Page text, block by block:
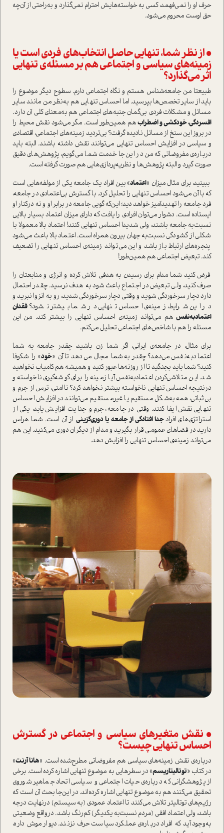
حرف او را نمی‌فهمد، کسی به خوا‌سته‌هایش احترام نمی‌گذارد و به‌راحتی از آن‌چه
حق اوست محروم می‌شود.
• از نظر شما، تنهایی حاصل انتخاب‌های فردی ا‌ست یا
زمینه‌های سیاسی و اجتماعی هم بر مسئله‌ی تنهایی
اثر می‌گذارد؟
طبیعتا من جامعه‌شناس هستم و نگاه اجتماعی دارم. سطوح دیگر موضوع را
باید از سایر تخصص‌ها بپرسید. اما احساس تنهایی هم به‌نظر من مانند سایر
مسائل و مشکلات فردی بی‌گمان جنبه‌های اجتماعی هم به‌معنای کلی آن دارد.
افسردگی، خودکشی و اضطرابهم همین‌طور ا‌ست. مگر می‌شود نقش محیط را
در بروز این سنخ از مسائل نادیده گرفت؟ بی‌تردید زمینه‌های اجتماعی، اقتصادی
و سیاسی در افزایش احساس تنهایی می‌توانند نقش داشته باشند. البته باید
درباره‌ی مفروضاتی که من در این‌جا خدمت شما می‌گویم، پژوهش‌های دقیق
صورت گیرد و البته پژوهش‌ها و نظریه‌پردازی‌هایی هم صورت گرفته ا‌ست.
ببینید، برای مثال میزان «اعتماد» بین افراد یک جامعه یکی از مولفه‌هایی ا‌ست
که با آن می‌شود احساس تنهایی را تحلیل کرد. با گسترش بی‌اعتمادی در جامعه،
فرد جامعه را تهدیدآمیز خواهد دید؛ این‌که گویی جامعه در برابر او و نه در‌کنار او
ایستاده ا‌ست. دشوار می‌توان افرادی را یافت که دارای میزان اعتماد بسیار بالایی
نسبت‌به جامعه باشند، ولی شدیدا احساس تنهایی کنند! اعتماد بالا معمولا با
شکلی از گشودگی نسبت‌به جهان بیرون همراه ا‌ست. اعتماد بالا باعث می‌شود
پنجره‌های ارتباط باز باشد و این می‌تواند زمینه‌ی احساس تنهایی را تضعیف
کند. تبعیض اجتماعی هم همین‌طور!
فرض کنید شما مدام برای رسیدن به هدفی تلاش کرده و انرژی و منابعتان را
صرف کنید، ولی تبعیض در اجتماع باعث شود به هدف نرسید. چقدر احتمال
دارد دچار سرخوردگی شوید و وقتی دچار سرخوردگی شدید، رو به انزوا نبرید و
در این شرایط، زمینه‌ی احساس تنهایی در شما بیشتر نشود؟ فقدان
اعتماد‌به‌نفس هم می‌تواند زمینه‌ی احساس تنهایی را بیشتر کند. من این
مسئله را هم با شاخص‌های اجتماعی تحلیل می‌کنم.
برای مثال، در جامعه‌ی ایرانی، اگر شما زن باشید، چقدر جامعه به شما
اعتماد‌به‌نفس می‌دهد؟ چقدر به شما مجال می‌دهد تا آن «خود» را شکوفا
کنید؟ شما باید بجنگید تا از روزنه‌ها عبور کنید و همیشه هم کامیاب نخواهید
شد. این متلاشی‌کردن اعتماد‌به‌نفس آیا زمینه را برای گوشه‌گیری ناخوا‌سته و
در‌نتیجه احساس تنهایی ناخوا‌سته بیشتر نخواهد کرد؟ ناامنی، ترس از جرم و
بی‌ثباتی، همه به‌شکل مستقیم یا غیر‌مستقیم می‌توانند در افزایش احساس
تنهایی نقش ایفا کنند. وقتی در جامعه، جرم و جنایت افزایش یابد، یکی از
ا‌ستراتژی‌های افرادجدا افتادگی از جامعه یا دوری‌گزینی از آن ا‌ست. شما هراس
دارید در فضاهای عمومی قرار بگیرید و مدام از دیگران دوری می‌کنید. این هم
می‌تواند زمینه‌ی احساس تنهایی را افزایش دهد.
• نقش متغیرهای سیاسی و اجتماعی در گسترش
احساس تنهایی چیست؟
درباره‌ی نقش زمینه‌های سیاسی هم مفروضاتی مطرح‌شده ا‌ست. «هانا آرنت»
در کتاب «توتالیتاریسم» در سطرهایی به موضوع تنهایی اشاره کرده ا‌ست. برخی
از پژوهشگرانی که درباره‌ی حیات اجتماعی و سیاسی اتحاد جماهیر شوروی
تحقیق می‌کنند هم به موضوع تنهایی اشاره کرده‌اند. در این‌جا بحث آن ا‌ست که
رژیم‌های توتالیتر تلاش می‌کنند تا اعتماد عمودی (به سیستم) در‌نهایت درجه
باشد، ولی اعتماد افقی (مردم نسبت‌به یکدیگر) کم‌رنگ باشد. در‌واقع وضعیتی
به‌وجود آید که افراد درباره‌ی عملکرد سیا‌ست حرف نزنند. دیوار موش داره،